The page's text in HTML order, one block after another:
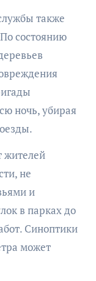
также
состоянию
ночь, убирая
жителей
не
и
в парках до
Синоптики
может